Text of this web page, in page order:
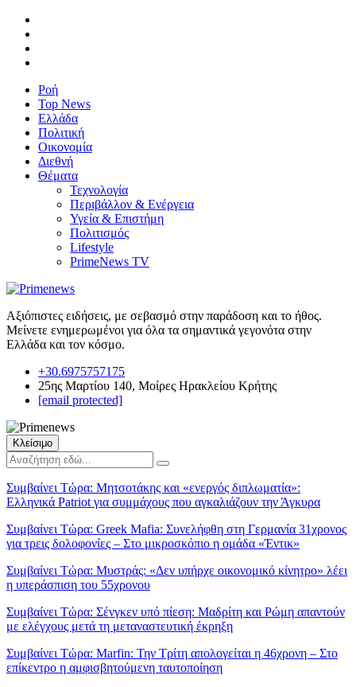
Ροή
Top News
Ελλάδα
Πολιτική
Οικονομία
Διεθνή
Θέματα
Τεχνολογία
Περιβάλλον & Ενέργεια
Υγεία & Επιστήμη
Πολιτισμός
Lifestyle
PrimeNews TV
Αξιόπιστες ειδήσεις, με σεβασμό στην παράδοση και το ήθος.
Μείνετε ενημερωμένοι για όλα τα σημαντικά γεγονότα στην
Ελλάδα και τον κόσμο.
+30.6975757175
25ης Μαρτίου 140, Μοίρες Ηρακλείου Κρήτης
[email protected]
Κλείσιμο
Συμβαίνει Τώρα: Μητσοτάκης και «ενεργός διπλωματία»:
Ελληνικά Patriot για συμμάχους που αγκαλιάζουν την Άγκυρα
Συμβαίνει Τώρα: Greek Mafia: Συνελήφθη στη Γερμανία 31χρονος
για τρεις δολοφονίες – Στο μικροσκόπιο η ομάδα «Έντικ»
Συμβαίνει Τώρα: Μυστράς: «Δεν υπήρχε οικονομικό κίνητρο» λέει
η υπεράσπιση του 55χρονου
Συμβαίνει Τώρα: Σένγκεν υπό πίεση: Μαδρίτη και Ρώμη απαντούν
με ελέγχους μετά τη μεταναστευτική έκρηξη
Συμβαίνει Τώρα: Marfin: Την Τρίτη απολογείται η 46χρονη – Στο
επίκεντρο η αμφισβητούμενη ταυτοποίηση